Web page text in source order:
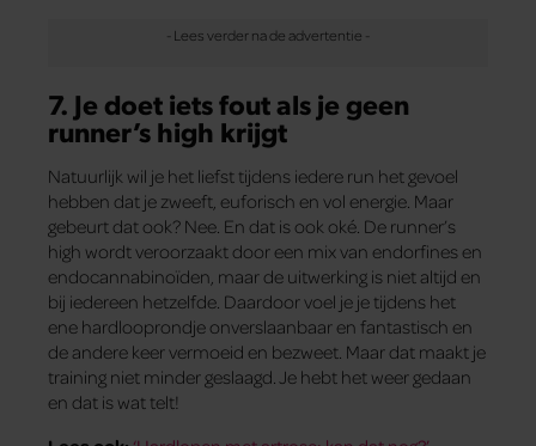
7. Je doet iets fout als je geen
runner’s high krijgt
Natuurlijk wil je het liefst tijdens iedere run het gevoel
hebben dat je zweeft, euforisch en vol energie. Maar
gebeurt dat ook? Nee. En dat is ook oké. De runner’s
high wordt veroorzaakt door een mix van endorfines en
endocannabinoïden, maar de uitwerking is niet altijd en
bij iedereen hetzelfde. Daardoor voel je je tijdens het
ene hardlooprondje onverslaanbaar en fantastisch en
de andere keer vermoeid en bezweet. Maar dat maakt je
training niet minder geslaagd. Je hebt het weer gedaan
en dat is wat telt!